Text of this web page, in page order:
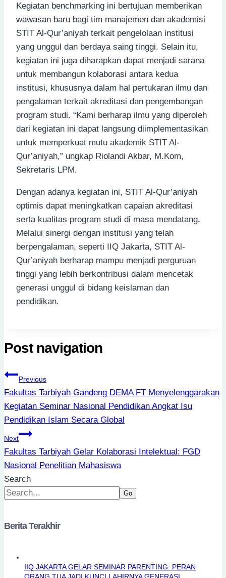
Kegiatan benchmarking ini bertujuan memberikan
wawasan baru bagi tim manajemen dan akademisi
STIT Al-Qur’aniyah terkait pengelolaan institusi
yang unggul dan berdaya saing tinggi. Selain itu,
kegiatan ini juga diharapkan dapat menjadi sarana
untuk membangun kolaborasi antara kedua
institusi, khususnya dalam hal pertukaran ilmu dan
pengalaman terkait akreditasi dan pengembangan
program studi. “Kami berharap ilmu yang diperoleh
dari kegiatan ini dapat langsung diimplementasikan
untuk memperkuat mutu akademik STIT Al-
Qur’aniyah,” ungkap Riolandi Akbar, M.Kom,
Sekretaris LPM.
Dengan adanya kegiatan ini, STIT Al-Qur’aniyah
optimis dapat meningkatkan capaian akreditasi
serta kualitas program studi di masa mendatang.
Melalui sinergi dengan institusi yang telah
berpengalaman, seperti IIQ Jakarta, STIT Al-
Qur’aniyah berharap mampu menjadi perguruan
tinggi yang lebih berkontribusi dalam mencetak
generasi unggul di bidang keislaman dan
pendidikan.
Post navigation
Previous
Fakultas Tarbiyah Gandeng DEMA FT Menyelenggarakan
Kegiatan Seminar Nasional Pendidikan Angkat Isu
Pendidikan Islam Secara Global
Next
Fakultas Tarbiyah Gelar Kolaborasi Intelektual: FGD
Nasional Penelitian Mahasiswa
Search
Go
Berita Terakhir
IIQ JAKARTA GELAR SEMINAR PARENTING: PERAN